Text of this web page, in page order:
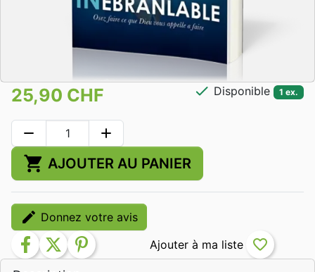
25,90 CHF check Disponible 1 ex.
remove add
shopping_cart AJOUTER AU PANIER
edit Donnez votre avis
facebook twitter pinterest favorite_border